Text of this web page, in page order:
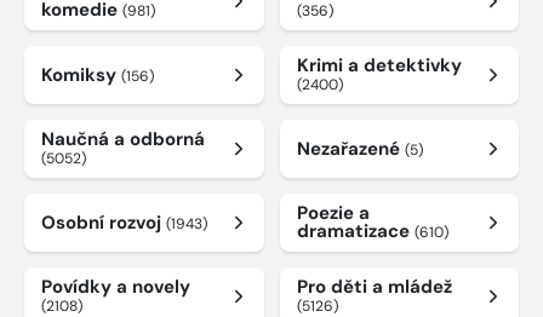
komedie (981) (356)
Komiksy (156) Krimi a detektivky
(2400)
Naučná a odborná
(5052) Nezařazené (5)
Osobní rozvoj (1943) Poezie a
dramatizace (610)
Povídky a novely
(2108)
Pro děti a mládež
(5126)